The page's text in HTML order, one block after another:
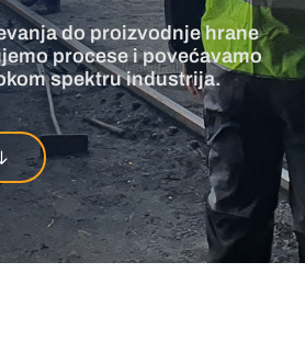
do proizvodnje hrane
procese i povećavamo
spektru industrija.